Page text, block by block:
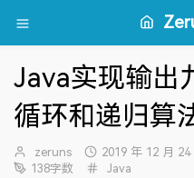
Java实现输
循环和递归算
博
主：
zeruns
发
布
2019 年 12 月 24
138字数
分
Java